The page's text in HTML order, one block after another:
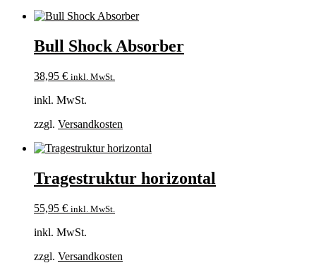
Bull Shock Absorber
38,95 € inkl. MwSt.
inkl. MwSt.
zzgl. Versandkosten
Tragestruktur horizontal
55,95 € inkl. MwSt.
inkl. MwSt.
zzgl. Versandkosten